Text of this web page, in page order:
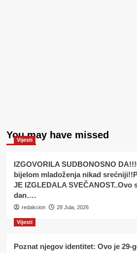
You may have missed
Vijesti
IZGOVORILA SUDBONOSNO
bijelom mladoženja nikad
JE IZGLEDALA SVEČANOST..Ovo
dan….
redakcion 28 Jula, 2026
Vijesti
Poznat njegov identitet: Ovo je 29-